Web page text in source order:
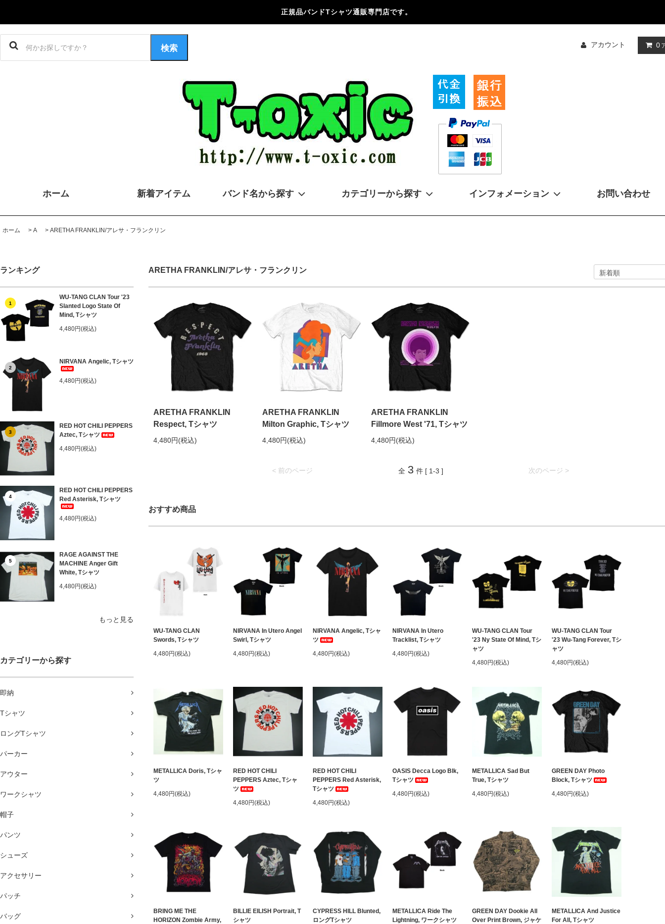
正規品バンドTシャツ通販専門店です。
検索 アカウント 0
ホーム 新着アイテム バンド名から探す カテゴリーから探す インフォメーション お問い合わせ
ホーム > A > ARETHA FRANKLIN/アレサ・フランクリン
ランキング
1
WU-TANG CLAN Tour '23
Slanted Logo State Of
Mind, Tシャツ
4,480円(税込)
2
NIRVANA Angelic, Tシャツ
4,480円(税込)
3
RED HOT CHILI PEPPERS
Aztec, Tシャツ
4,480円(税込)
4
RED HOT CHILI PEPPERS
Red Asterisk, Tシャツ
4,480円(税込)
5
RAGE AGAINST THE
MACHINE Anger Gift
White, Tシャツ
4,480円(税込)
もっと見る
カテゴリーから探す
即納
Tシャツ
ロングTシャツ
パーカー
アウター
ワークシャツ
帽子
パンツ
シューズ
アクセサリー
パッチ
バッグ
ARETHA FRANKLIN/アレサ・フランクリン
ARETHA FRANKLIN
Respect, Tシャツ
4,480円(税込)
ARETHA FRANKLIN
Milton Graphic, Tシャツ
4,480円(税込)
ARETHA FRANKLIN
Fillmore West '71, Tシャツ
4,480円(税込)
< 前のページ 次のページ >
全 3 件 [ 1-3 ]
おすすめ商品
WU-TANG CLAN
Swords, Tシャツ
4,480円(税込)
NIRVANA In Utero Angel
Swirl, Tシャツ
4,480円(税込)
NIRVANA Angelic, Tシャ
ツ
4,480円(税込)
NIRVANA In Utero
Tracklist, Tシャツ
4,480円(税込)
WU-TANG CLAN Tour
'23 Ny State Of Mind, Tシ
ャツ
4,480円(税込)
WU-TANG CLAN Tour
'23 Wu-Tang Forever, Tシ
ャツ
4,480円(税込)
METALLICA Doris, Tシャ
ツ
4,480円(税込)
RED HOT CHILI
PEPPERS Aztec, Tシャ
ツ
4,480円(税込)
RED HOT CHILI
PEPPERS Red Asterisk,
Tシャツ
4,480円(税込)
OASIS Decca Logo Blk,
Tシャツ
4,480円(税込)
METALLICA Sad But
True, Tシャツ
4,480円(税込)
GREEN DAY Photo
Block, Tシャツ
4,480円(税込)
BRING ME THE
HORIZON Zombie Army,
BILLIE EILISH Portrait, T
シャツ
CYPRESS HILL Blunted,
ロングTシャツ
METALLICA Ride The
Lightning, ワークシャツ
GREEN DAY Dookie All
Over Print Brown, ジャケ
METALLICA And Justice
For All, Tシャツ